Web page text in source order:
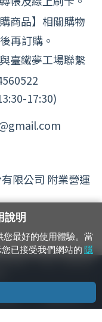
商品】相關購物
再訂購。
臺鐵夢工場聯繫
17:30)
限公司 附業營運
現軌道、平交道、橋樑及隧
明
說明
最好的使用體驗。當
已接受我們網站的 隱